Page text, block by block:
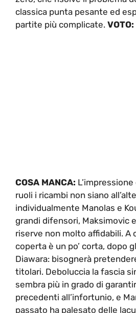
classica punta pesante ed
partite più complicate.
COSA MANCA:
ruoli i ricambi non siano
individualmente Manolas e
grandi difensori, Maksimovic
riserve non molto affidabili. A
coperta è un po’ corta, dopo
Diawara: bisognerà
titolari. Deboluccia la fascia
sembra più in grado di
precedenti all’infortunio, e
passato ha palesato delle